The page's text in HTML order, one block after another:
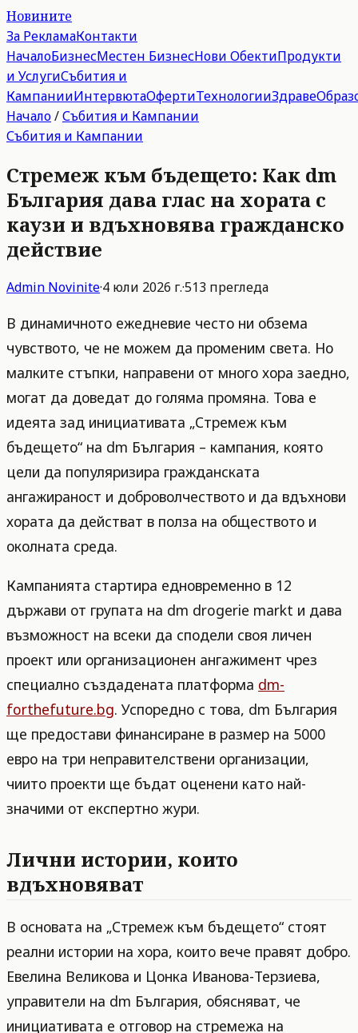
Новините
За РекламаКонтакти
НачалоБизнесМестен БизнесНови ОбектиПродукти
и УслугиСъбития и
КампанииИнтервютаОфертиТехнологииЗдраве
Начало/Събития и Кампании
Събития и Кампании
Стремеж към бъдещето: Как dm
България дава глас на хората с
каузи и вдъхновява гражданско
действие
Admin Novinite·4 юли 2026 г.·513 прегледа
В динамичното ежедневие често ни обзема
чувството, че не можем да променим света. Но
малките стъпки, направени от много хора заедно,
могат да доведат до голяма промяна. Това е
идеята зад инициативата „Стремеж към
бъдещето“ на dm България – кампания, която
цели да популяризира гражданската
ангажираност и доброволчеството и да вдъхнови
хората да действат в полза на обществото и
околната среда.
Кампанията стартира едновременно в 12
държави от групата на dm drogerie markt и дава
възможност на всеки да сподели своя личен
проект или организационен ангажимент чрез
специално създадената платформа dm-
forthefuture.bg. Успоредно с това, dm България
ще предостави финансиране в размер на 5000
евро на три неправителствени организации,
чиито проекти ще бъдат оценени като най-
значими от експертно жури.
Лични истории, които
вдъхновяват
В основата на „Стремеж към бъдещето“ стоят
реални истории на хора, които вече правят добро.
Евелина Великова и Цонка Иванова-Терзиева,
управители на dm България, обясняват, че
инициативата е отговор на стремежа на